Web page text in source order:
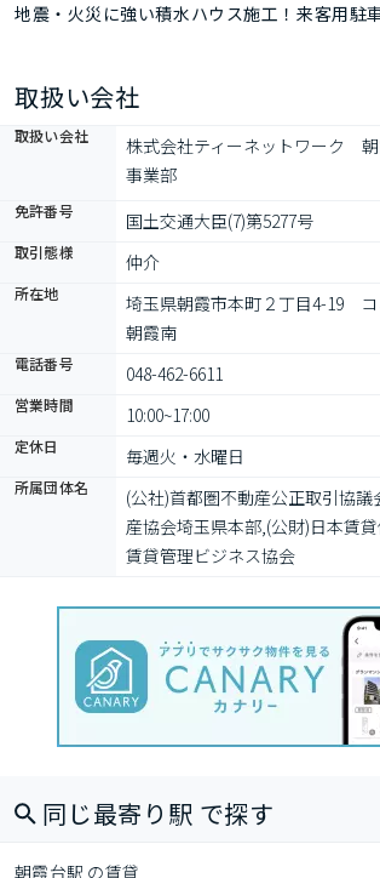
地震・火災に強い積水ハウス施工！来客用駐
取扱い会社
取扱い会社
株式会社ティーネットワーク　
事業部
免許番号 国土交通大臣(7)第5277号
取引態様 仲介
所在地
埼玉県朝霞市本町２丁目4-19　
朝霞南
電話番号 048-462-6611
営業時間 10:00~17:00
定休日 毎週火・水曜日
所属団体名
(公社)首都圏不動産公正取引協
産協会埼玉県本部,(公財)日本賃
賃貸管理ビジネス協会
同じ最寄り駅 で探す
朝霞台駅 の賃貸